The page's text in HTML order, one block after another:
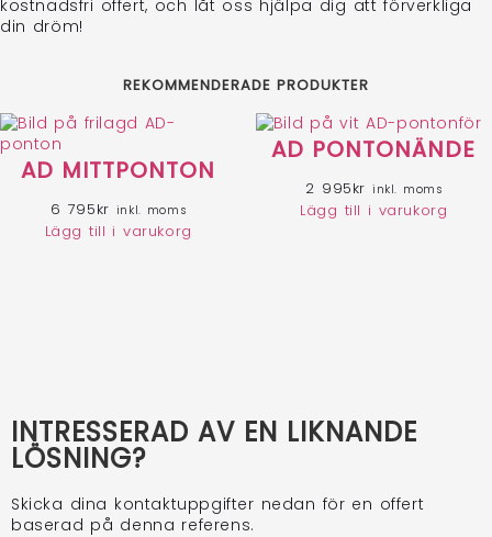
kostnadsfri offert, och låt oss hjälpa dig att förverkliga
din dröm!
REKOMMENDERADE PRODUKTER
AD MITTPONTON
6 795kr inkl. moms
Lägg till i varukorg
AD PONTONÄNDE
2 995kr inkl. moms
Lägg till i varukorg
INTRESSERAD AV EN LIKNANDE
LÖSNING?
Skicka dina kontaktuppgifter nedan för en offert
baserad på denna referens.